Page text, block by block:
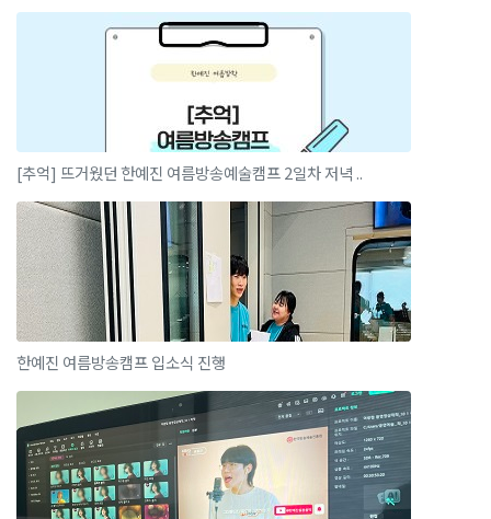
[추억] 뜨거웠던 한예진 여름방송예술캠프 2일차 저녁 ..
한예진 여름방송캠프 입소식 진행